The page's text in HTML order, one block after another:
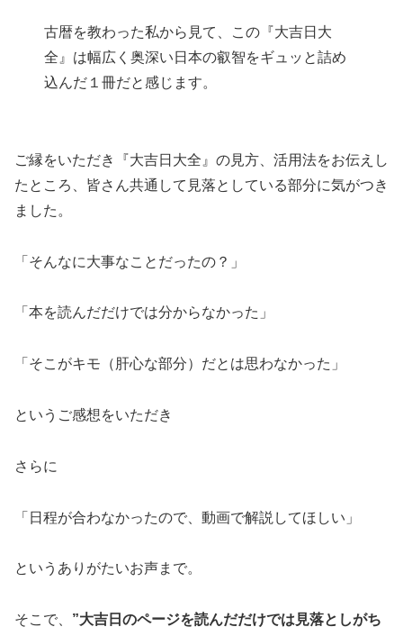
古暦を教わった私から見て、この『大吉日大
全』は幅広く奥深い日本の叡智をギュッと詰め
込んだ１冊だと感じます。
ご縁をいただき『大吉日大全』の見方、活用法をお伝えし
たところ、皆さん共通して見落としている部分に気がつき
ました。
「そんなに大事なことだったの？」
「本を読んだだけでは分からなかった」
「そこがキモ（肝心な部分）だとは思わなかった」
というご感想をいただき
さらに
「日程が合わなかったので、動画で解説してほしい」
というありがたいお声まで。
そこで、 ”大吉日のページを読んだだけでは見落としがち